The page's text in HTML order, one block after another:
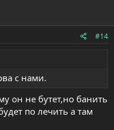
#14
с нами.
он не бутет,но банить
по лечить а там